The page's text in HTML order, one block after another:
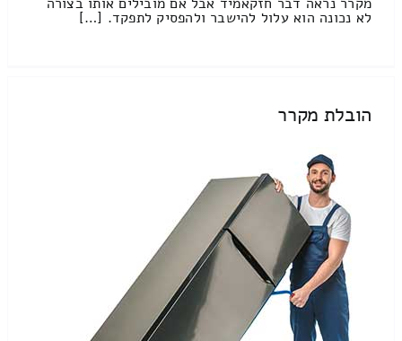
לא נכונה הוא עלול להישבר ולהפסיק לתפקד. […]
הובלת מקרר